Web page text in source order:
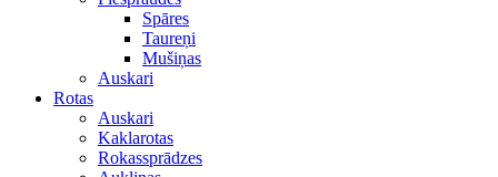
Spāres
Taureņi
Mušiņas
Auskari
Rotas
Auskari
Kaklarotas
Rokassprādzes